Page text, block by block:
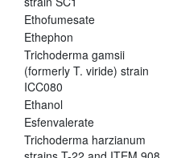
Ethofumesate
Ethephon
Trichoderma gamsii
(formerly T. viride) strain
ICC080
Ethanol
Esfenvalerate
Trichoderma harzianum